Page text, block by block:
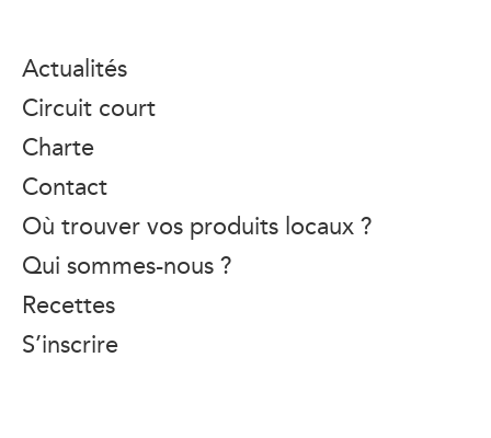
Actualités
Circuit court
Charte
Contact
Où trouver vos produits locaux ?
Qui sommes-nous ?
Recettes
S’inscrire